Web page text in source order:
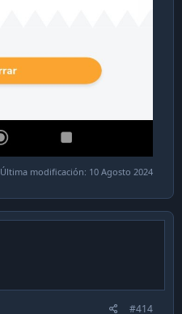
Última modificación: 10 Agosto 2024
#414